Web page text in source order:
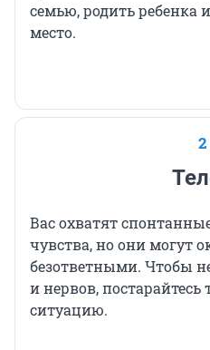
семью, родить ребенка
место.
2
Вас охватят
чувства, но они могут
безответными. Чтобы
и нервов, постарайтесь
ситуацию.